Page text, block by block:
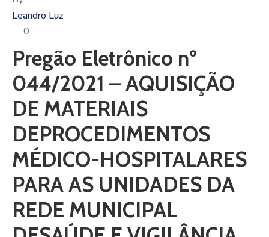
Leandro Luz
0
Pregão Eletrônico nº
044/2021 – AQUISIÇÃO
DE MATERIAIS
DEPROCEDIMENTOS
MÉDICO-HOSPITALARES
PARA AS UNIDADES DA
REDE MUNICIPAL